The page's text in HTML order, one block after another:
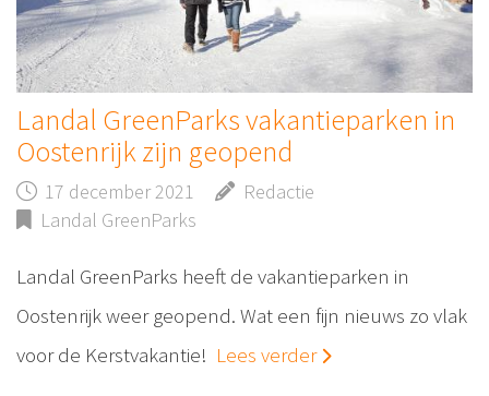
Landal GreenParks vakantieparken in
Oostenrijk zijn geopend
17 december 2021
Redactie
Landal GreenParks
Landal GreenParks heeft de vakantieparken in
Oostenrijk weer geopend. Wat een fijn nieuws zo vlak
voor de Kerstvakantie! Lees verder